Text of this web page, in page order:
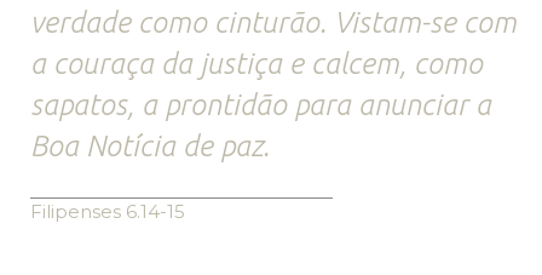
verdade como cinturão. Vistam-se com
a couraça da justiça e calcem, como
sapatos, a prontidão para anunciar a
Boa Notícia de paz.
Filipenses 6.14-15